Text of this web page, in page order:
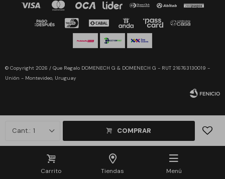
Carrito Tiendas Menú
1 COMPRAR
© Copyright 2026 / Que Regalo DOMENECH G & DOMENECH G - RUT 216763130019 -
Unión - Montevideo, Uruguay